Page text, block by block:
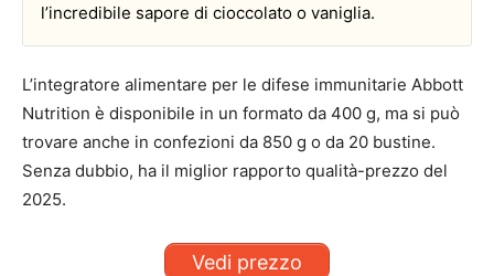
l’incredibile sapore di cioccolato o vaniglia.
L’integratore alimentare per le difese immunitarie Abbott
Nutrition è disponibile in un formato da 400 g, ma si può
trovare anche in confezioni da 850 g o da 20 bustine.
Senza dubbio, ha il miglior rapporto qualità-prezzo del
2025.
Vedi prezzo